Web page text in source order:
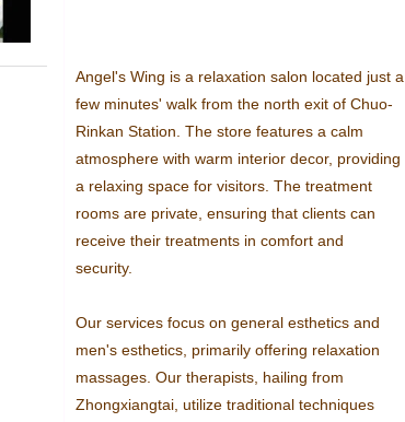
Angel's Wing is a relaxation salon located just a
few minutes' walk from the north exit of Chuo-
Rinkan Station. The store features a calm
atmosphere with warm interior decor, providing
a relaxing space for visitors. The treatment
rooms are private, ensuring that clients can
receive their treatments in comfort and
security.
Our services focus on general esthetics and
men's esthetics, primarily offering relaxation
massages. Our therapists, hailing from
Zhongxiangtai, utilize traditional techniques